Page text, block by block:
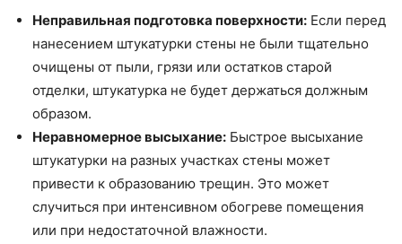
Неправильная подготовка поверхности: Если перед
нанесением штукатурки стены не были тщательно
очищены от пыли, грязи или остатков старой
отделки, штукатурка не будет держаться должным
образом.
Неравномерное высыхание: Быстрое высыхание
штукатурки на разных участках стены может
привести к образованию трещин. Это может
случиться при интенсивном обогреве помещения
или при недостаточной влажности.